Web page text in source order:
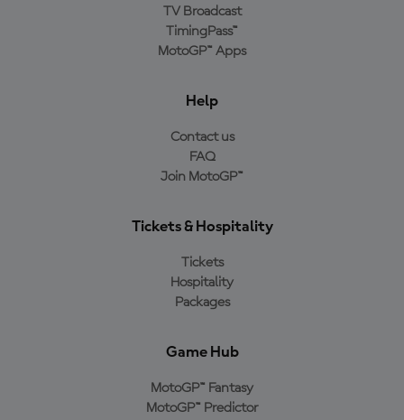
TV Broadcast
TimingPass™
MotoGP™ Apps
Help
Contact us
FAQ
Join MotoGP™
Tickets & Hospitality
Tickets
Hospitality
Packages
Game Hub
MotoGP™ Fantasy
MotoGP™ Predictor